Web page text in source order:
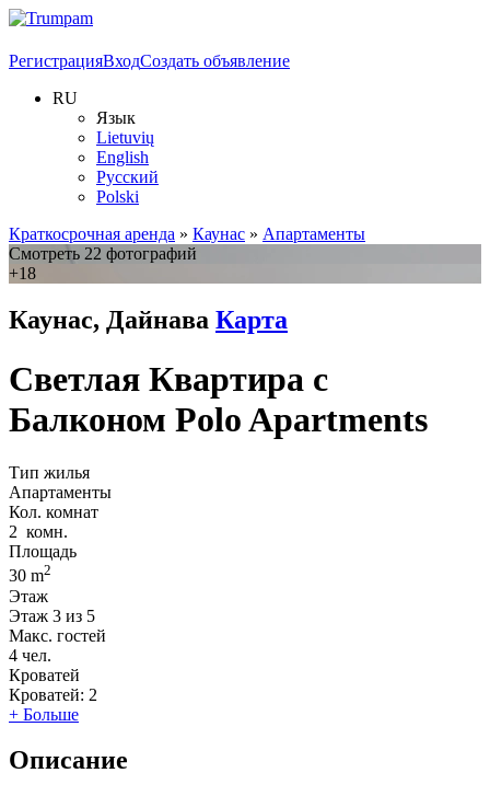
РегистрацияВходСоздать объявление
RU
Язык
Lietuvių
English
Русский
Polski
Краткосрочная аренда » Каунас » Апартаменты
Смотреть 22 фотографий
+18
Каунас, Дайнава Карта
Светлая Квартира с
Балконом Polo Apartments
Тип жилья
Апартаменты
Кол. комнат
2 комн.
Площадь
30 m2
Этаж
Этаж 3 из 5
Макс. гостей
4 чел.
Кроватей
Кроватей: 2
+ Больше
Описание